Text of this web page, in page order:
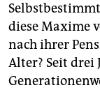
abo
genossenschaft
epaper login
diese Maxime
nach ihrer
Alter? Seit drei